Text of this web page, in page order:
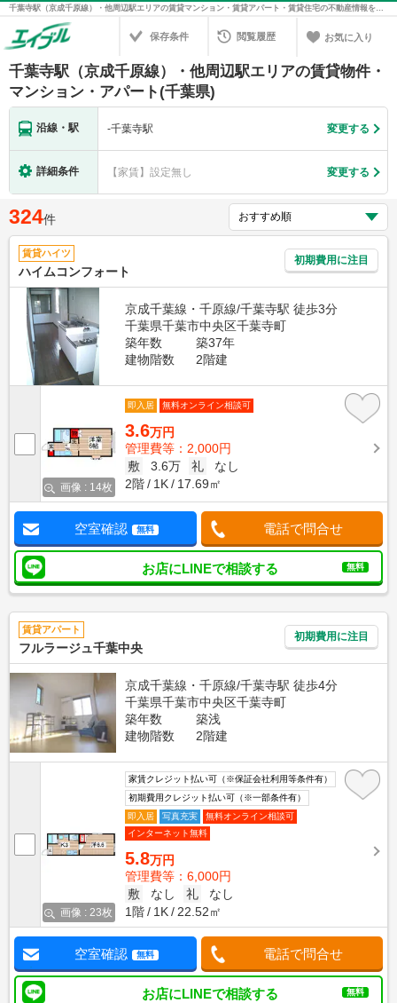
千葉寺駅（京成千原線）・他周辺駅エリアの賃貸マンション・賃貸アパート・賃貸住宅の不動産情報を検索！不動産賃貸の物件探しは、お部屋探しのエイブル
保存条件 閲覧履歴 お気に入り
千葉寺駅（京成千原線）・他周辺駅エリアの賃貸物件・
マンション・アパート(千葉県)
沿線・駅 -千葉寺駅 変更する
詳細条件 【家賃】設定無し 変更する
324件
賃貸ハイツ
ハイムコンフォート
初期費用に注目
京成千葉線・千原線/千葉寺駅 徒歩3分
千葉県千葉市中央区千葉寺町
築年数
築37年
建物階数
2階建
画像 : 14枚
即入居 無料オンライン相談可
3.6万円
管理費等：2,000円
敷
3.6万 礼
なし
2階
1K 17.69㎡
空室確認 無料 電話で問合せ
お店にLINEで相談する 無料
賃貸アパート
フルラージュ千葉中央
初期費用に注目
京成千葉線・千原線/千葉寺駅 徒歩4分
千葉県千葉市中央区千葉寺町
築年数
築浅
建物階数
2階建
画像 : 23枚
家賃クレジット払い可（※保証会社利用等条件有）
初期費用クレジット払い可（※一部条件有）
即入居
写真充実
無料オンライン相談可
インターネット無料
5.8万円
管理費等：6,000円
敷
なし 礼
なし
1階
1K 22.52㎡
空室確認 無料 電話で問合せ
お店にLINEで相談する 無料